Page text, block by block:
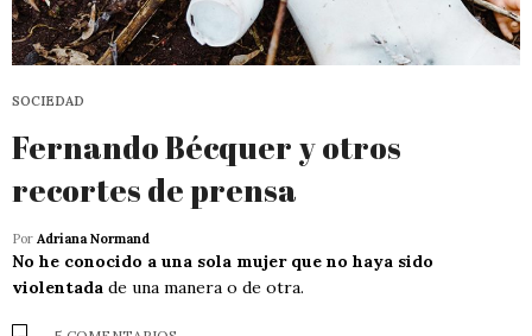
SOCIEDAD
Fernando Bécquer y otros
recortes de prensa
Por Adriana Normand
No he conocido a una sola mujer que no haya sido
violentada de una manera o de otra.